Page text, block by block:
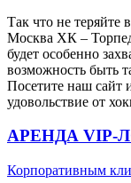
Так что не теряйте
Москва ХК –
будет особенно
возможность быть
Посетите наш сайт
удовольствие от
АРЕНДА VIP-
Корпоративным